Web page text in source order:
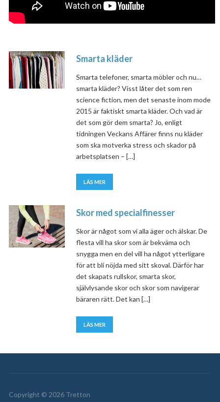
Smarta kläder
Smarta telefoner, smarta möbler och nu…
smarta kläder? Visst låter det som ren
science fiction, men det senaste inom mode
2015 är faktiskt smarta kläder. Och vad är
det som gör dem smarta? Jo, enligt
tidningen Veckans Affärer finns nu kläder
som ska motverka stress och skador på
arbetsplatsen – […]
LÄS MER
Skor med specialfinesser
Skor är något som vi alla äger och älskar. De
flesta vill ha skor som är bekväma och
snygga men en del vill ha något ytterligare
för att bli nöjda med sitt skoval. Därför har
det skapats rullskor, smarta skor,
självlysande skor och skor som navigerar
bäraren rätt. Det kan […]
LÄS MER
Copyright © 2026 Tretton